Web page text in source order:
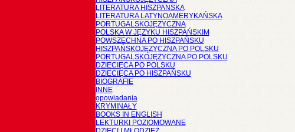
LITERATURA HISZPANSKA
LITERATURA LATYNOAMERYKAŃSKA
PORTUGALSKOJĘZYCZNA
POLSKA W JĘZYKU HISZPAŃSKIM
POWSZECHNA PO HISZPAŃSKU
HISZPAŃSKOJĘZYCZNA PO POLSKU
PORTUGALSKOJĘZYCZNA PO POLSKU
DZIECIĘCA PO POLSKU
DZIECIĘCA PO HISZPAŃSKU
BIOGRAFIE
INNE
opowiadania
KRYMINAŁY
BOOKS IN ENGLISH
LEKTURKI POZIOMOWANE